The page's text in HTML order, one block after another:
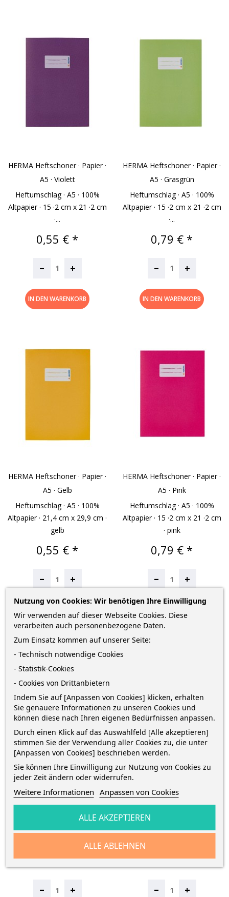
HERMA Heftschoner · Papier ·
A5 · Violett
Heftumschlag · A5 · 100%
Altpapier · 15 ·2 cm x 21 ·2 cm
·...
Preis
0,55 € *
– +
IN DEN WARENKORB
HERMA Heftschoner · Papier ·
A5 · Grasgrün
Heftumschlag · A5 · 100%
Altpapier · 15 ·2 cm x 21 ·2 cm
·...
Preis
0,79 € *
– +
IN DEN WARENKORB
HERMA Heftschoner · Papier ·
A5 · Gelb
Heftumschlag · A5 · 100%
Altpapier · 21,4 cm x 29,9 cm ·
gelb
Preis
0,55 € *
– +
HERMA Heftschoner · Papier ·
A5 · Pink
Heftumschlag · A5 · 100%
Altpapier · 15 ·2 cm x 21 ·2 cm
· pink
Preis
0,79 € *
– +
HERMA Heftschoner · Papier ·
Heftumschlag · A5 · 100%
Altpapier · 15 ·2 cm x 21 ·2 cm
Preis
0,79 € *
– +
HERMA Heftschoner · Papier ·
Heftumschlag · A5 · 100%
Altpapier · 15 ·2 cm x 21 ·2 cm
Preis
0,79 € *
– +
Nutzung von Cookies: Wir benötigen Ihre Einwilligung
Wir verwenden auf dieser Webseite Cookies. Diese
verarbeiten auch personenbezogene Daten.
Zum Einsatz kommen auf unserer Seite:
- Technisch notwendige Cookies
- Statistik-Cookies
- Cookies von Drittanbietern
Indem Sie auf [Anpassen von Cookies] klicken, erhalten
Sie genauere Informationen zu unseren Cookies und
können diese nach Ihren eigenen Bedürfnissen anpassen.
Durch einen Klick auf das Auswahlfeld [Alle akzeptieren]
stimmen Sie der Verwendung aller Cookies zu, die unter
[Anpassen von Cookies] beschrieben werden.
Sie können Ihre Einwilligung zur Nutzung von Cookies zu
jeder Zeit ändern oder widerrufen.
Weitere Informationen Anpassen von Cookies
ALLE ABLEHNEN
ALLE AKZEPTIEREN